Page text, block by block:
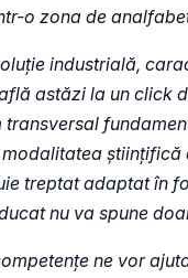
o zona de
industrială,
astăzi la un click
treptat adaptat în
nu va spune
ne vor